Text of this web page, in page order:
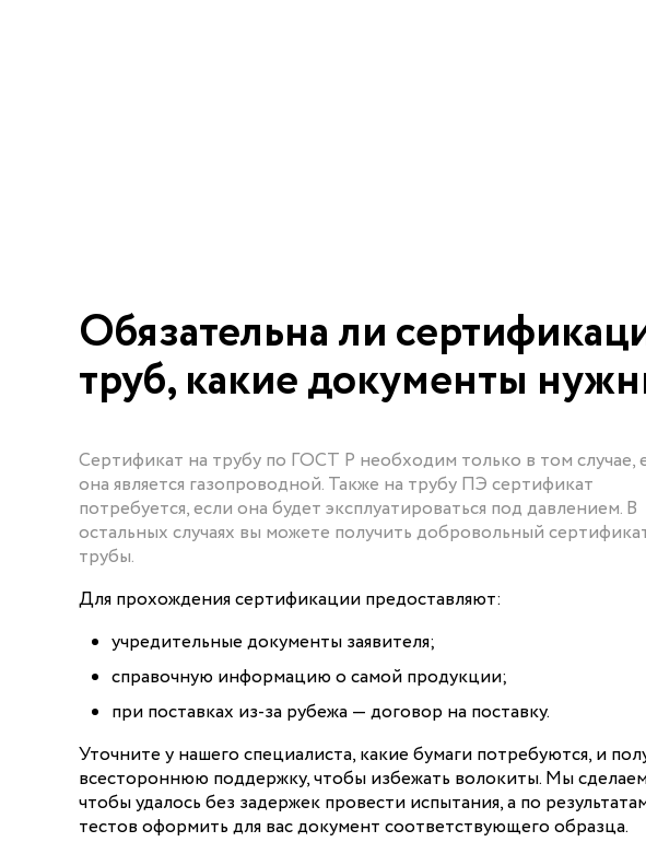
Обязательна ли
труб, какие документы
Сертификат на трубу по ГОСТ Р необходим только в том случае,
она является газопроводной. Также на трубу ПЭ сертификат
потребуется, если она будет эксплуатироваться под давлением. В
остальных случаях вы можете получить добровольный
трубы.
Для прохождения сертификации предоставляют:
учредительные документы заявителя;
справочную информацию о самой продукции;
при поставках из-за рубежа — договор на поставку.
Уточните у нашего специалиста, какие бумаги потребуются, и
всестороннюю поддержку, чтобы избежать волокиты. Мы
чтобы удалось без задержек провести испытания, а по
тестов оформить для вас документ соответствующего образца.